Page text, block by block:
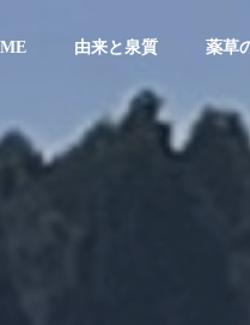
由来と泉質 薬草